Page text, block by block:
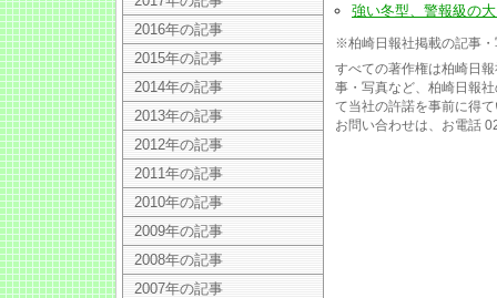
強い冬型、警報級の
※柏崎日報社掲載の記事
すべての著作権は柏崎日
事・写真など、柏崎日報
て当社の許諾を事前に得
お問い合わせは、お電話
2016年の記事
2015年の記事
2014年の記事
2013年の記事
2012年の記事
2011年の記事
2010年の記事
2009年の記事
2008年の記事
2007年の記事